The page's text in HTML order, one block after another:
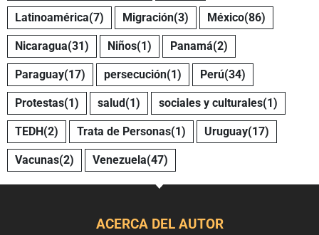
Latinoamérica(7) Migración(3) México(86)
Nicaragua(31) Niños(1) Panamá(2)
Paraguay(17) persecución(1) Perú(34)
Protestas(1) salud (1) sociales y culturales(1)
TEDH (2) Trata de Personas(1) Uruguay(17)
Vacunas(2) Venezuela(47)
ACERCA DEL AUTOR